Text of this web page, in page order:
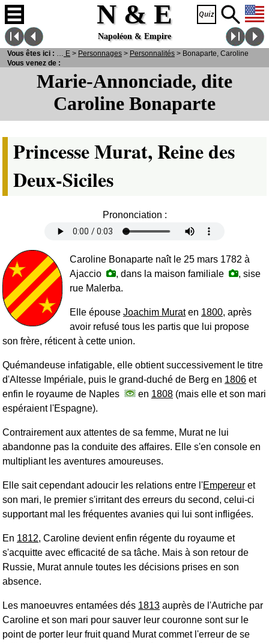
N & E
Napoléon & Empire
Marie-Annonciade, dite
Caroline Bonaparte
Princesse Murat, Reine des
Deux-Siciles
Prononciation :
Caroline Bonaparte naît le 25 mars 1782 à
Ajaccio
, dans la maison familiale
, sise
rue Malerba.
Elle épouse Joachim Muraten 1800, après
avoir refusé tous les partis que lui propose
son frère, réticent à cette union.
Quémandeuse infatigable, elle obtient successivement le titre
d'Altesse Impériale, puis le grand-duché de Berg en 1806 et
enfin le royaume de Naples
en 1808 (mais elle et son mari
espéraient l'Espagne).
Contrairement aux attentes de sa femme, Murat ne lui
abandonne pas la conduite des affaires. Elle s'en console en
multipliant les aventures amoureuses.
Elle sait cependant adoucir les relations entre l'Empereur et
son mari, le premier s'irritant des erreurs du second, celui-ci
supportant mal les fréquentes avanies qui lui sont infligées.
En 1812, Caroline devient enfin régente du royaume et
s'acquitte avec efficacité de sa tâche. Mais à son retour de
Russie, Murat annule toutes les décisions prises en son
absence.
Les manoeuvres entamées dés 1813 auprès de l'Autriche par
Caroline et son mari pour sauver leur couronne sont sur le
point de porter leur fruit quand Murat commet l'erreur de se
Vous êtes ici :N & E > Personnages > Personnalités > Bonaparte, Caroline
Vous venez de :